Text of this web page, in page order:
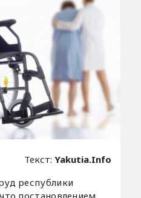
Текст:Yakutia.Info
республики